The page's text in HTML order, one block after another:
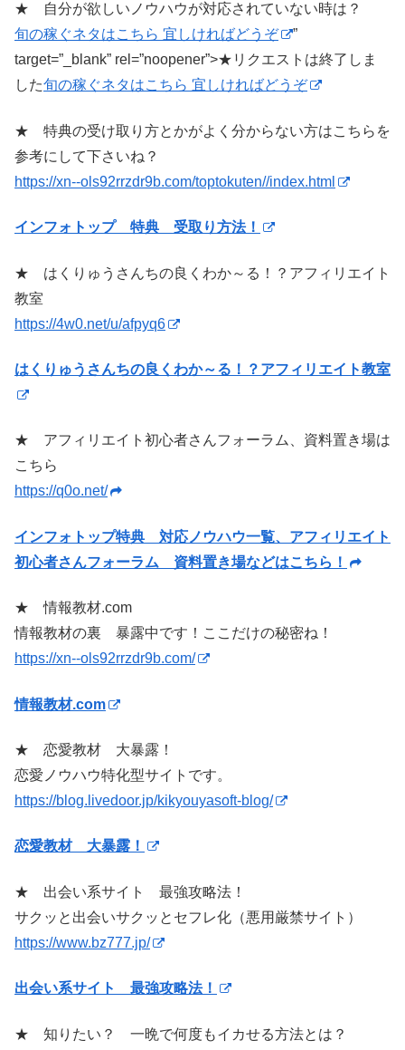
★ 自分が欲しいノウハウが対応されていない時は？
旬の稼ぐネタはこちら 宜しければどうぞ
”
target=”_blank” rel=”noopener”>★リクエストは終了しま
した旬の稼ぐネタはこちら 宜しければどうぞ
★ 特典の受け取り方とかがよく分からない方はこちらを
参考にして下さいね？
https://xn--ols92rrzdr9b.com/toptokuten//index.html
インフォトップ 特典 受取り方法！
★ はくりゅうさんちの良くわか～る！？アフィリエイト
教室
https://4w0.net/u/afpyq6
はくりゅうさんちの良くわか～る！？アフィリエイト教室
★ アフィリエイト初心者さんフォーラム、資料置き場は
こちら
https://q0o.net/
インフォトップ特典 対応ノウハウ一覧、アフィリエイト
初心者さんフォーラム 資料置き場などはこちら！
★ 情報教材.com
情報教材の裏 暴露中です！ここだけの秘密ね！
https://xn--ols92rrzdr9b.com/
情報教材.com
★ 恋愛教材 大暴露！
恋愛ノウハウ特化型サイトです。
https://blog.livedoor.jp/kikyouyasoft-blog/
恋愛教材 大暴露！
★ 出会い系サイト 最強攻略法！
サクッと出会いサクッとセフレ化（悪用厳禁サイト）
https://www.bz777.jp/
出会い系サイト 最強攻略法！
★ 知りたい？ 一晩で何度もイカせる方法とは？